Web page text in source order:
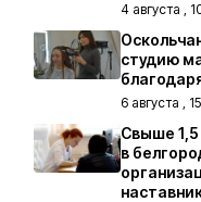
4 августа ,
студию
6 августа ,
Свыше
в